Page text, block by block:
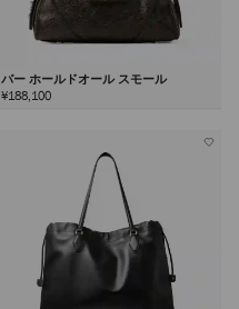
バー ホールドオール スモール
¥188,100